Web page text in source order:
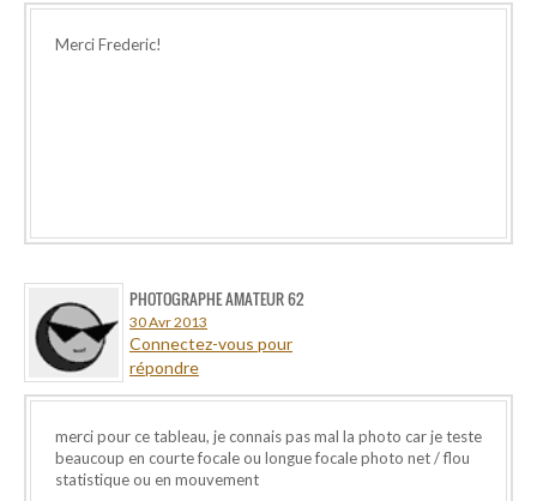
Merci Frederic!
PHOTOGRAPHE AMATEUR 62
30 Avr 2013
Connectez-vous pour
répondre
merci pour ce tableau, je connais pas mal la photo car je teste
beaucoup en courte focale ou longue focale photo net / flou
statistique ou en mouvement